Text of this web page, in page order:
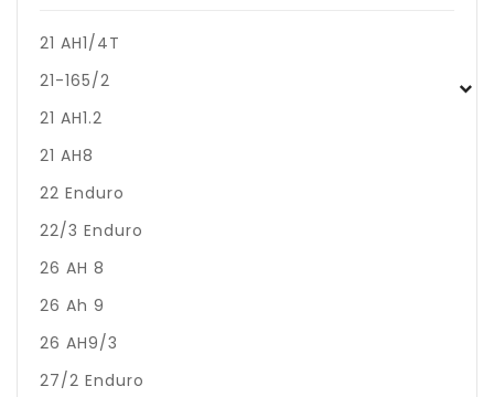
21 AH1/4T
21-165/2
21 AH1.2
21 AH8
22 Enduro
22/3 Enduro
26 AH 8
26 Ah 9
26 AH9/3
27/2 Enduro